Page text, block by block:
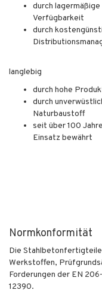
durch lagermäßige
Verfügbarkeit
durch
langlebig
durch hohe
durch
Naturbaustoff
seit über 100
Einsatz bewährt
Normkonformität
Die
Werkstoffen,
Forderungen der EN
12390.